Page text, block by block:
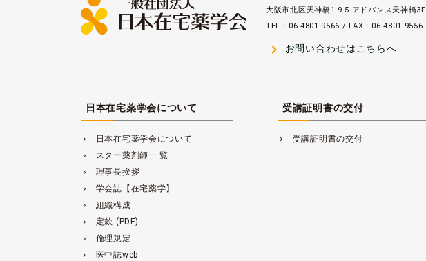
大阪市北区天神橋1-9-5 アドバンス天神橋3F
TEL：06-4801-9566 / FAX：06-4801-9556
navigate_next お問い合わせはこちらへ
日本在宅薬学会について
navigate_next 日本在宅薬学会について
navigate_next スター薬剤師一 覧
navigate_next 理事長挨拶
navigate_next 学会誌【在宅薬学】
navigate_next 組織構成
navigate_next 定款 (PDF)
navigate_next 倫理規定
navigate_next 医中誌web
受講証明書の交付
navigate_next 受講証明書の交付